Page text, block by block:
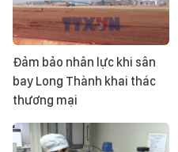
Đảm bảo nhân lực khi sân
bay Long Thành khai thác
thương mại